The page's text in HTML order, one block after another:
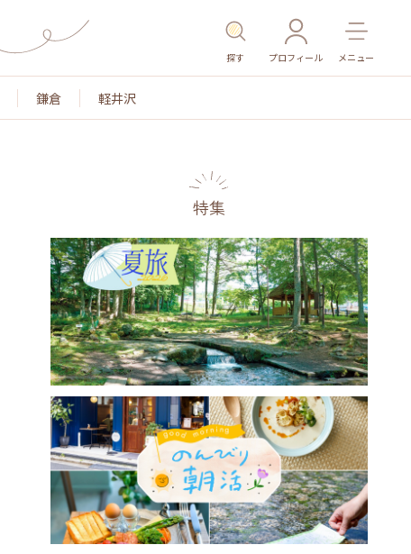
探す プロフィール メニュー
鎌倉 軽井沢
名所・旧跡 温泉・スパ その他施設 ごはん
特集